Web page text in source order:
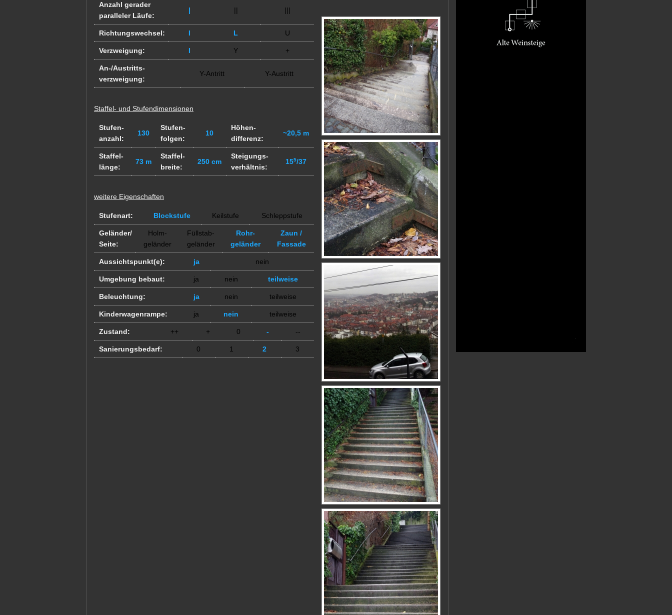
Anzahl gerader
paralleler Läufe:
| || |||
Richtungswechsel: I L U
Verzweigung: I Y +
An-/Austritts-
verzweigung:
Y-Antritt Y-Austritt
Staffel- und Stufendimensionen
Stufen-
anzahl:
130
Stufen-
folgen:
10
Höhen-
differenz:
~20,5 m
Staffel-
länge:
73 m
Staffel-
breite:
250 cm
Steigungs-
verhältnis:
155/37
weitere Eigenschaften
Stufenart: Blockstufe Keilstufe Schleppstufe
Geländer/
Seite:
Holm-
geländer
Füllstab-
geländer
Rohr-
geländer
Zaun /
Fassade
Aussichtspunkt(e): ja nein
Umgebung bebaut: ja nein teilweise
Beleuchtung: ja nein teilweise
Kinderwagenrampe: ja nein teilweise
Zustand: ++ + 0 - --
Sanierungsbedarf: 0 1 2 3